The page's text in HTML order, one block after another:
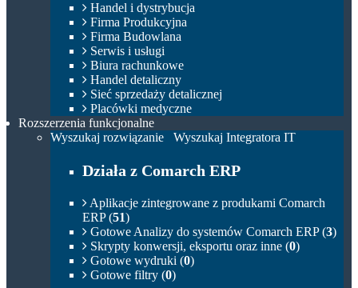
Handel i dystrybucja
Firma Produkcyjna
Firma Budowlana
Serwis i usługi
Biura rachunkowe
Handel detaliczny
Sieć sprzedaży detalicznej
Placówki medyczne
Rozszerzenia funkcjonalne
Wyszukaj rozwiązanie
Wyszukaj Integratora IT
Działa z Comarch ERP
Aplikacje zintegrowane z produkami Comarch
ERP (51)
Gotowe Analizy do systemów Comarch ERP (3)
Skrypty konwersji, eksportu oraz inne (0)
Gotowe wydruki (0)
Gotowe filtry (0)